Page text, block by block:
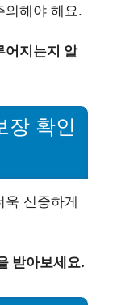
의해야 해요.
어지는지 알
장 확인
욱 신중하게
받아보세요.